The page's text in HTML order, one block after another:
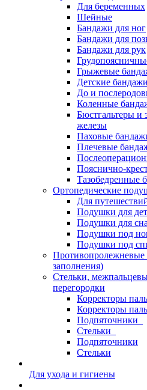
Для беременных
Шейные
Бандажи для ног
Бандажи для
Бандажи для рук
Грыжевые
Детские бандажи
До и
Коленные
Бюстгальтеры и
железы
Паховые
Плечевые
Пояснично-
Тазобедренные
Ортопедические
Для
Подушки для
Подушки для сна
Подушки под
Подушки под
Противопролежневые
заполнения)
Стельки,
перегородки
Корректоры
Корректоры
Подпяточники_
Стельки_
Подпяточники
Стельки
Для ухода и гигиены